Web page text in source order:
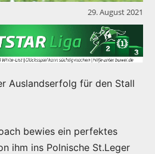
29. August 2021
Auslandserfolg für den Stall
bewies ein perfektes
ihm ins Polnische St.Leger